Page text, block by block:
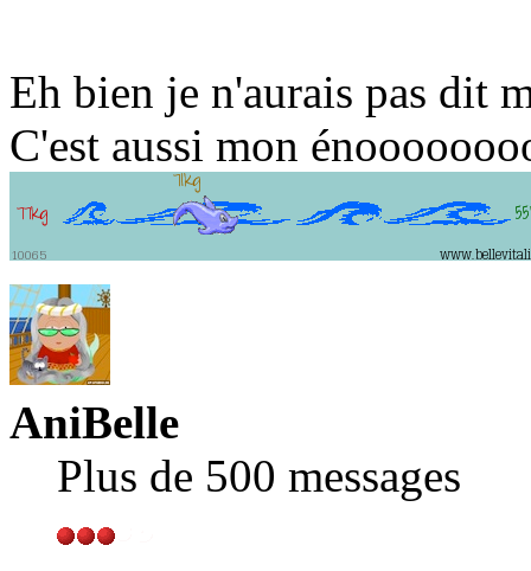
Eh bien je n'aurais pas dit
C'est aussi mon
AniBelle
Plus de 500 messages